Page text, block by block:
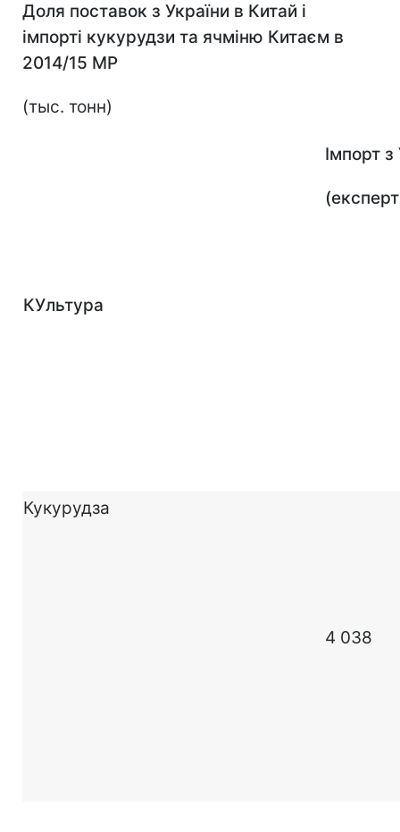
Доля поставок з України в Китай і
імпорті кукурудзи та ячміню Китаєм в
2014/15 МР
(тыс. тонн)
КУльтура
Імпорт з
Кукурудза
4 038